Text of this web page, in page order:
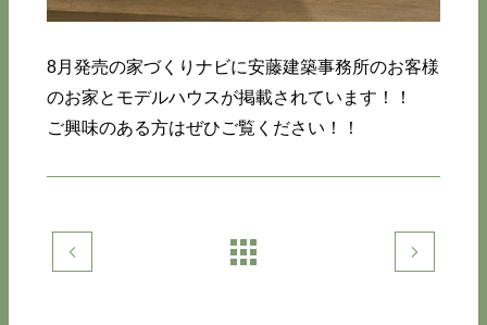
8月発売の家づくりナビに安藤建築事務所のお客様
のお家とモデルハウスが掲載されています！！
ご興味のある方はぜひご覧ください！！